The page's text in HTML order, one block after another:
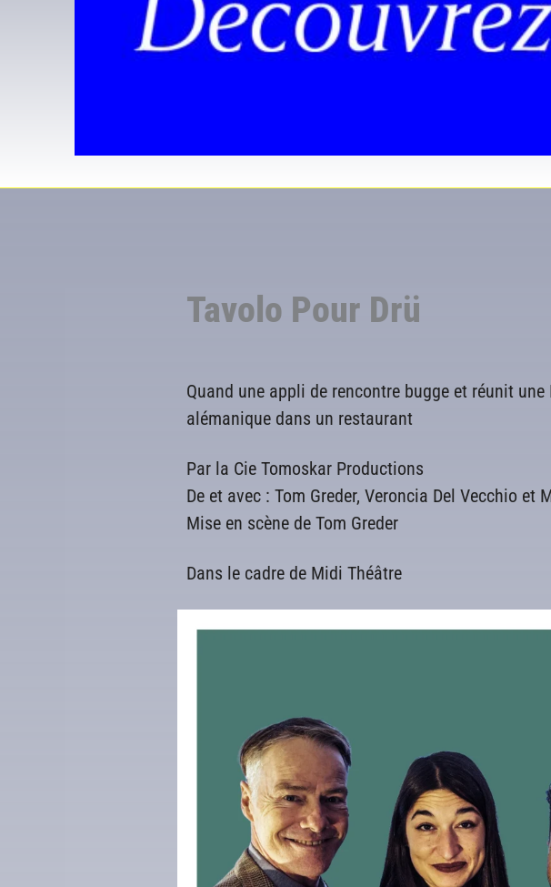
Tavolo Pour Drü
Quand une appli de rencontre bugge et réunit
alémanique dans un restaurant
Par la Cie Tomoskar Productions
De et avec : Tom Greder, Veroncia Del Vecchio et
Mise en scène de Tom Greder
Dans le cadre de Midi Théâtre